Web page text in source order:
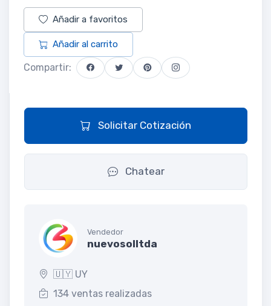
Añadir a favoritos
Añadir al carrito
Compartir:
Solicitar Cotización
Chatear
Vendedor
nuevosolltda
🇺🇾 UY
134 ventas realizadas